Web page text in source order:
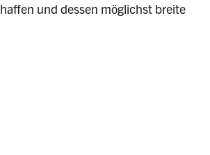
und dessen möglichst breite